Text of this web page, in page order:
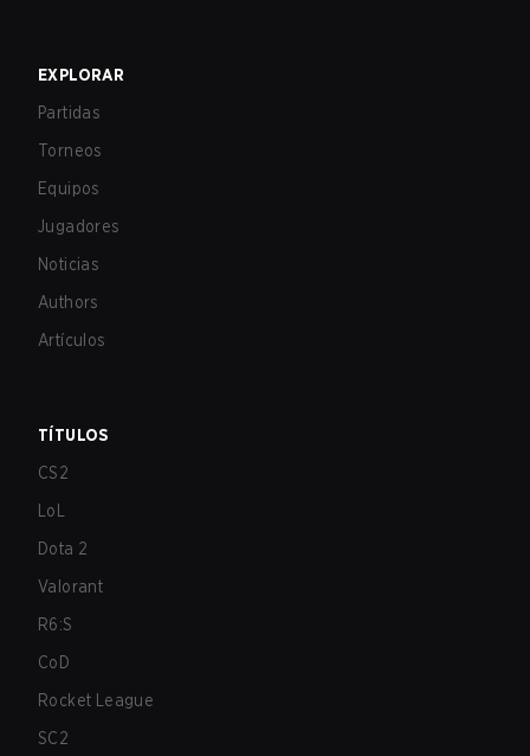
EXPLORAR
Partidas
Torneos
Equipos
Jugadores
Noticias
Authors
Artículos
TÍTULOS
CS2
LoL
Dota 2
Valorant
R6:S
CoD
Rocket League
SC2